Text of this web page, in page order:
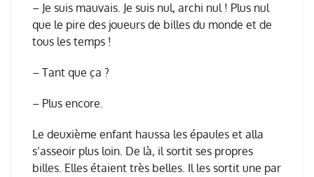
– Je suis mauvais. Je suis nul, archi nul ! Plus nul
que le pire des joueurs de billes du monde et de
tous les temps !
– Tant que ça ?
– Plus encore.
Le deuxième enfant haussa les épaules et alla
s’asseoir plus loin. De là, il sortit ses propres
billes. Elles étaient très belles. Il les sortit une par